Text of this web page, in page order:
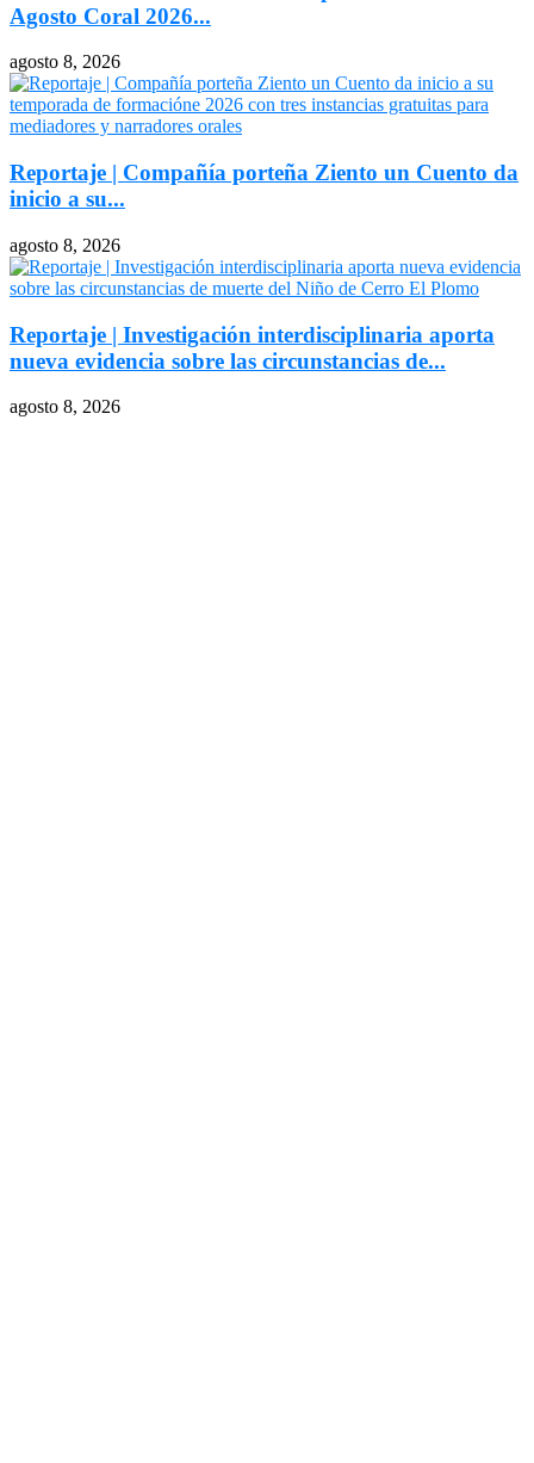
Agosto Coral 2026...
agosto 8, 2026
Reportaje | Compañía porteña Ziento un Cuento da
inicio a su...
agosto 8, 2026
Reportaje | Investigación interdisciplinaria aporta
nueva evidencia sobre las circunstancias de...
agosto 8, 2026